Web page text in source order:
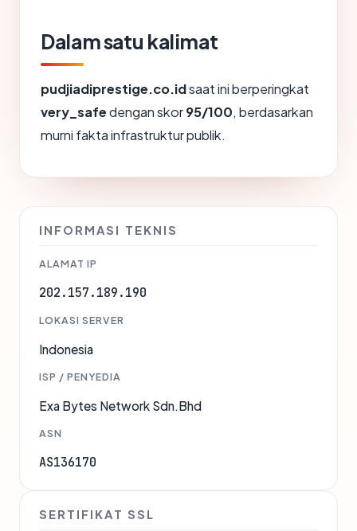
Dalam satu kalimat
pudjiadiprestige.co.idsaat ini berperingkat
very_safedengan skor95/100, berdasarkan
murni fakta infrastruktur publik.
INFORMASI TEKNIS
ALAMAT IP
202.157.189.190
LOKASI SERVER
Indonesia
ISP / PENYEDIA
Exa Bytes Network Sdn.Bhd
ASN
AS136170
SERTIFIKAT SSL